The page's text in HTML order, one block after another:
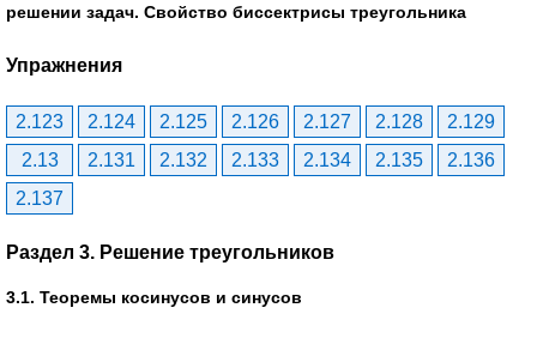
решении задач. Свойство биссектрисы треугольника
Упражнения
2.123 2.124 2.125 2.126 2.127 2.128
2.129
2.13
2.131 2.132 2.133 2.134 2.135
2.136
2.137
Раздел 3. Решение треугольников
3.1. Теоремы косинусов и синусов